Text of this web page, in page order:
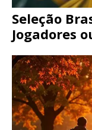
Seleção
Jogadores